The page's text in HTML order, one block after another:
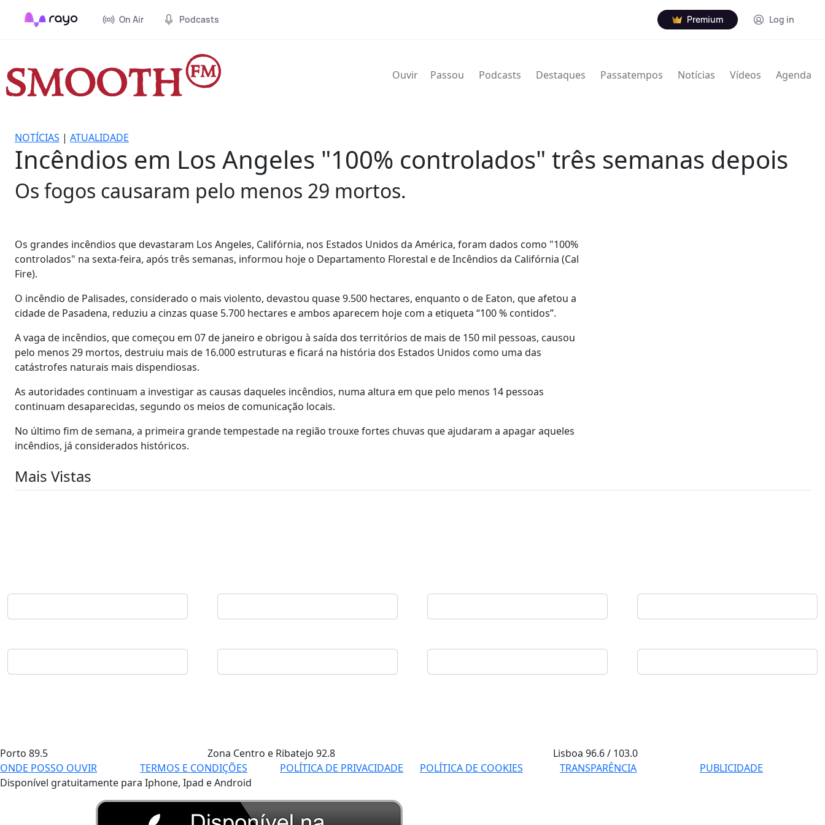
On Air Podcasts Premium Log in
Ouvir Passou Podcasts Destaques Passatempos Notícias Vídeos Agenda
NOTÍCIAS | ATUALIDADE
Incêndios em Los Angeles "100% controlados" três semanas depois
Os fogos causaram pelo menos 29 mortos.
Os grandes incêndios que devastaram Los Angeles, Califórnia, nos Estados Unidos da América, foram dados como "100%
controlados" na sexta-feira, após três semanas, informou hoje o Departamento Florestal e de Incêndios da Califórnia (Cal
Fire).
O incêndio de Palisades, considerado o mais violento, devastou quase 9.500 hectares, enquanto o de Eaton, que afetou a
cidade de Pasadena, reduziu a cinzas quase 5.700 hectares e ambos aparecem hoje com a etiqueta “100 % contidos”.
A vaga de incêndios, que começou em 07 de janeiro e obrigou à saída dos territórios de mais de 150 mil pessoas, causou
pelo menos 29 mortos, destruiu mais de 16.000 estruturas e ficará na história dos Estados Unidos como uma das
catástrofes naturais mais dispendiosas.
As autoridades continuam a investigar as causas daqueles incêndios, numa altura em que pelo menos 14 pessoas
continuam desaparecidas, segundo os meios de comunicação locais.
No último fim de semana, a primeira grande tempestade na região trouxe fortes chuvas que ajudaram a apagar aqueles
incêndios, já considerados históricos.
Mais Vistas
Porto 89.5 Zona Centro e Ribatejo 92.8 Lisboa96.6 / 103.0
ONDE POSSO OUVIR
TERMOS E CONDIÇÕES POLÍTICA DE PRIVACIDADE POLÍTICA DE COOKIES TRANSPARÊNCIA
PUBLICIDADE
Disponível gratuitamente para Iphone, Ipad e Android